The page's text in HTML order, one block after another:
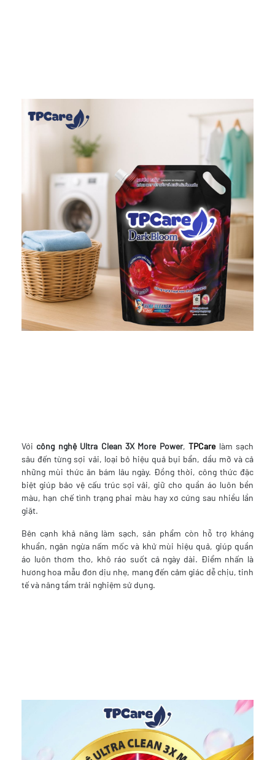
Với công nghệ Ultra Clean 3X More Power,TPCarelàm sạch
sâu đến từng sợi vải, loại bỏ hiệu quả bụi bẩn, dầu mỡ và cả
những mùi thức ăn bám lâu ngày. Đồng thời, công thức đặc
biệt giúp bảo vệ cấu trúc sợi vải, giữ cho quần áo luôn bền
màu, hạn chế tình trạng phai màu hay xơ cứng sau nhiều lần
giặt.
Bên cạnh khả năng làm sạch, sản phẩm còn hỗ trợ kháng
khuẩn, ngăn ngừa nấm mốc và khử mùi hiệu quả, giúp quần
áo luôn thơm tho, khô ráo suốt cả ngày dài. Điểm nhấn là
hương hoa mẫu đơn dịu nhẹ, mang đến cảm giác dễ chịu, tinh
tế và nâng tầm trải nghiệm sử dụng.